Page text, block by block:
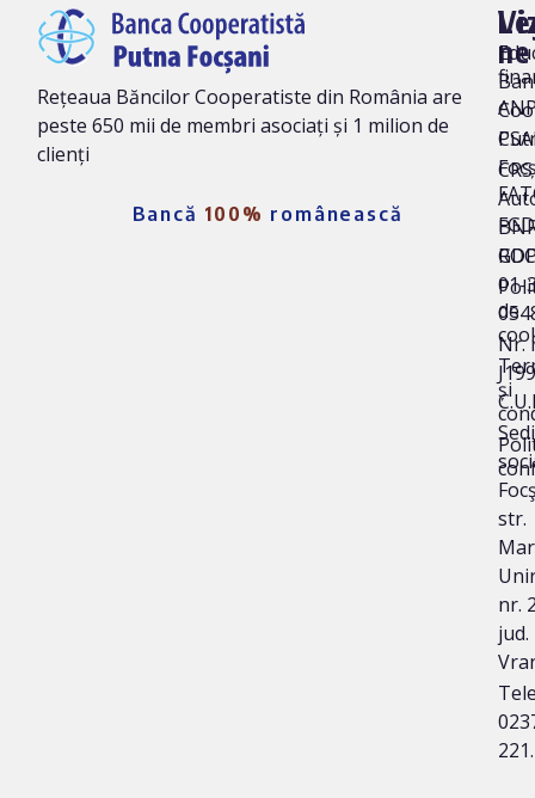
Rețeaua Băncilor Cooperatiste din România are
peste 650 mii de membri asociați și 1 milion de
clienți
Bancă 100% românească
ne
01-
Nr.
str.
nr.
jud.
de
și